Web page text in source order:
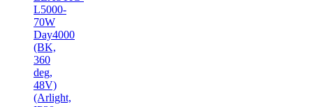
L5000-
70W
Day4000
(BK,
360
deg,
48V)
(Arlight,